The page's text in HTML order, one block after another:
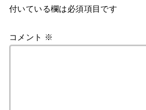
付いている欄は必須項目です
コメント ※